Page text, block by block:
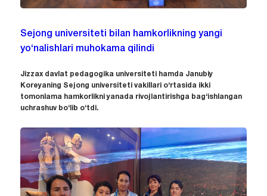
Sejong universiteti bilan hamkorlikning yangi
yo‘nalishlari muhokama qilindi
Jizzax davlat pedagogika universiteti hamda Janubiy
Koreyaning Sejong universiteti vakillari o‘rtasida ikki
tomonlama hamkorlikni yanada rivojlantirishga bag‘ishlangan
uchrashuv bo‘lib o‘tdi.